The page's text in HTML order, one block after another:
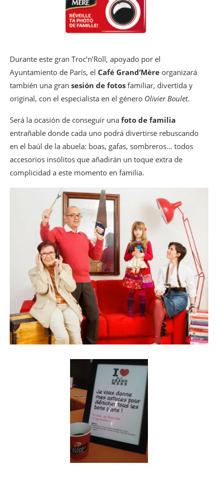
Durante este gran Troc’n’Roll, apoyado por el
Ayuntamiento de París, el Café Grand’Mère organizará
también una gran sesión de fotos familiar, divertida y
original, con el especialista en el género Olivier Boulet.
Será la ocasión de conseguir una foto de familia
entrañable donde cada uno podrá divertirse rebuscando
en el baúl de la abuela: boas, gafas, sombreros… todos
accesorios insólitos que añadirán un toque extra de
complicidad a este momento en familia.